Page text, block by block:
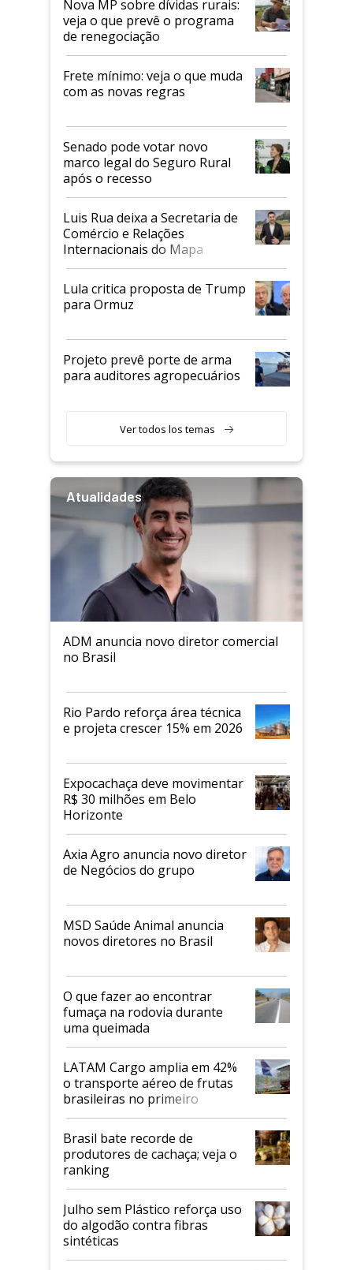
Nova MP sobre dívidas rurais:
veja o que prevê o programa
de renegociação
Frete mínimo: veja o que muda
com as novas regras
Senado pode votar novo
marco legal do Seguro Rural
após o recesso
Luis Rua deixa a Secretaria de
Comércio e Relações
Internacionais do Mapa
Lula critica proposta de Trump
para Ormuz
Projeto prevê porte de arma
para auditores agropecuários
Ver todos los temas
Atualidades
ADM anuncia novo diretor comercial
no Brasil
Rio Pardo reforça área técnica
e projeta crescer 15% em 2026
Expocachaça deve movimentar
R$ 30 milhões em Belo
Horizonte
Axia Agro anuncia novo diretor
de Negócios do grupo
MSD Saúde Animal anuncia
novos diretores no Brasil
O que fazer ao encontrar
fumaça na rodovia durante
uma queimada
LATAM Cargo amplia em 42%
o transporte aéreo de frutas
brasileiras no primeiro
semestre
Brasil bate recorde de
produtores de cachaça; veja o
ranking
Julho sem Plástico reforça uso
do algodão contra fibras
sintéticas